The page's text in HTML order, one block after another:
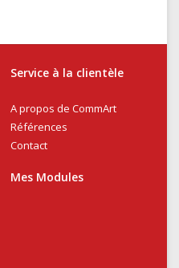
Service à la clientèle
A propos de CommArt
Références
Contact
Mes Modules